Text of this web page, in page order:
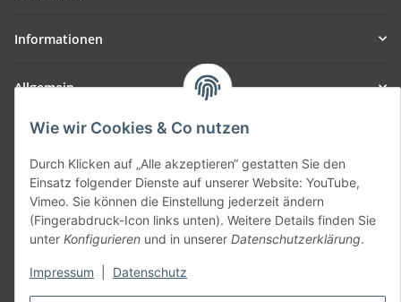
Wie wir Cookies & Co nutzen
Durch Klicken auf „Alle akzeptieren“ gestatten Sie den
Einsatz folgender Dienste auf unserer Website: YouTube,
Vimeo. Sie können die Einstellung jederzeit ändern
(Fingerabdruck-Icon links unten). Weitere Details finden Sie
unter Konfigurieren und in unserer Datenschutzerklärung.
Impressum Datenschutz
Informationen
Allgemein
Teil unseres Netzwerks:
Vertrag widerrufen